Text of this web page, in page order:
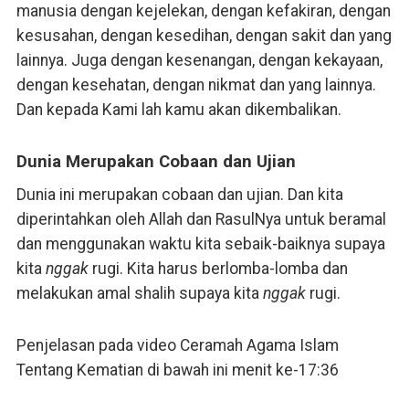
manusia dengan kejelekan, dengan kefakiran, dengan
kesusahan, dengan kesedihan, dengan sakit dan yang
lainnya. Juga dengan kesenangan, dengan kekayaan,
dengan kesehatan, dengan nikmat dan yang lainnya.
Dan kepada Kami lah kamu akan dikembalikan.
Dunia Merupakan Cobaan dan Ujian
Dunia ini merupakan cobaan dan ujian. Dan kita
diperintahkan oleh Allah dan RasulNya untuk beramal
dan menggunakan waktu kita sebaik-baiknya supaya
kita nggakrugi. Kita harus berlomba-lomba dan
melakukan amal shalih supaya kita nggakrugi.
Penjelasan pada video Ceramah Agama Islam
Tentang Kematian di bawah ini menit ke-17:36